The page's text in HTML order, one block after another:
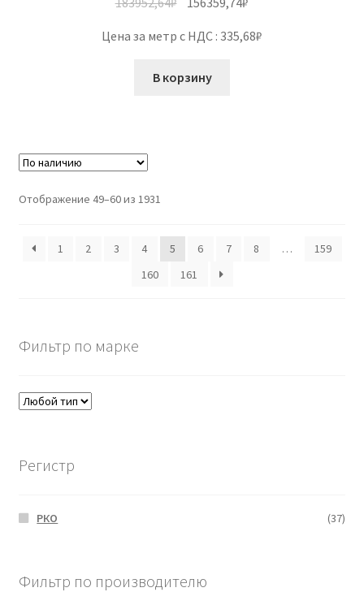
Цена за метр с НДС : 335,68₽
В корзину
Отображение 49–60 из 1931
1 2 3 4 5 6 7 8 …
159
160
161
Фильтр по марке
Регистр
РКО (37)
Фильтр по производителю